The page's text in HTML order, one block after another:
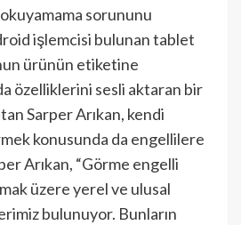
sorununu
işlemcisi bulunan tablet
ürünün etiketine
özelliklerini sesli aktaran bir
Sarper Arıkan, kendi
konusunda da engellilere
Arıkan, “Görme engelli
üzere yerel ve ulusal
bulunuyor. Bunların